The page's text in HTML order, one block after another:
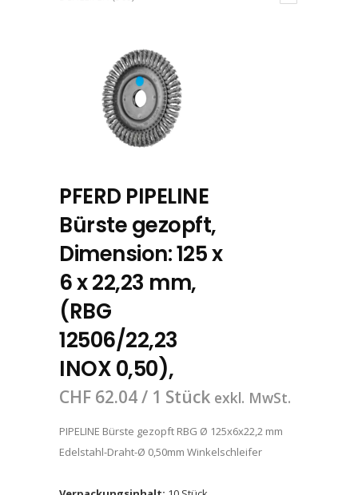
PFERD PIPELINE
Bürste gezopft,
Dimension: 125 x
6 x 22,23 mm,
(RBG
12506/22,23
INOX 0,50),
CHF 62.04/ 1 Stück exkl. MwSt.
PIPELINE Bürste gezopft RBG Ø 125x6x22,2 mm
Edelstahl-Draht-Ø 0,50mm Winkelschleifer